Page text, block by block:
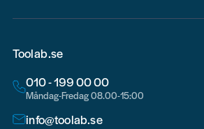
Toolab.se
010 - 199 00 00
Måndag-Fredag 08.00-15:00
info@toolab.se